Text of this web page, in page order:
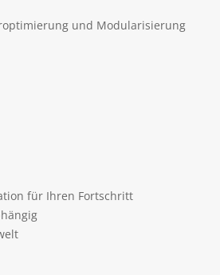
und Modularisierung
für Ihren Fortschritt